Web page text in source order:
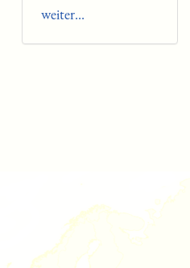
weiter...